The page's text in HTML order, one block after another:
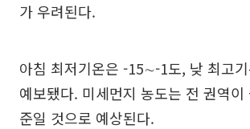
가 우려된다.
아침 최저기온은 -15∼-1도, 낮 최고
예보됐다. 미세먼지 농도는 전 권역
준일 것으로 예상된다.